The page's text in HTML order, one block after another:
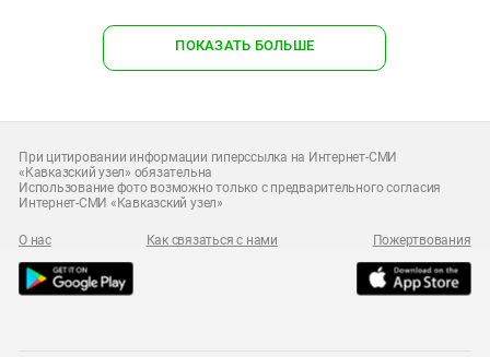
ПОКАЗАТЬ БОЛЬШЕ
При цитировании информации гиперссылка на Интернет-СМИ
«Кавказский узел» обязательна
Использование фото возможно только с предварительного согласия
Интернет-СМИ «Кавказский узел»
О нас Как связаться с нами Пожертвования